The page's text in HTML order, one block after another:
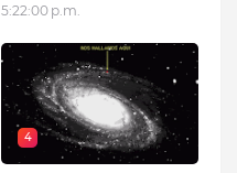
5:22:00 p.m.
4